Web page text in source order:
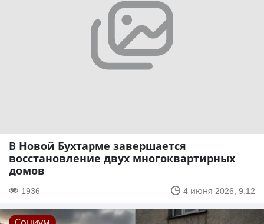
В Новой Бухтарме завершается
восстановление двух многоквартирных
домов
1936 4 июня 2026, 9:12